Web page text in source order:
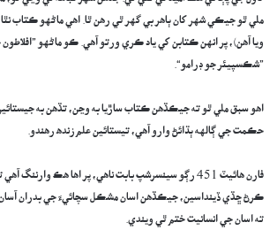
ملي ٿو جيڪي شهر کان ٻاهر بي گهر ٿي رهن ٿا. اهي ماڻهو ڪتاب
ويا آهن)، پر انهن ڪتابن کي ياد ڪري ورتو آهي. ڪو ماڻهو
”شڪسپيئر جو ڊرامو“.
اهو سبق ملي ٿو ته جيڪڏهن ڪتاب ساڙيا به وڃن، تڏهن به
حڪمت جي ڳالهه ٻڌائڻ وارو آهي، تيستائين علم زنده رهندو.
​​فارن هائيٽ 451 رڳو سينسرشپ بابت ناهي، پر اها هڪ
ڪرڻ ڇڏي ڏينداسين، جيڪڏهن اسان مشڪل سچائيءَ جي بدران
ته اسان جي انسانيت ختم ٿي ويندي.